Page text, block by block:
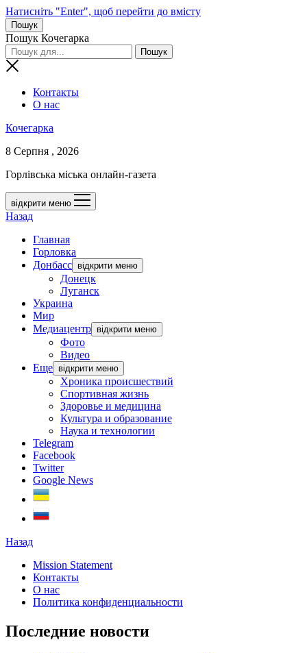
Натисніть "Enter", щоб перейти до вмісту
Пошук
Пошук Кочегарка
Контакты
О нас
Кочегарка
8 Серпня , 2026
Горлівська міська онлайн-газета
відкрити меню
Назад
Главная
Горловка
Донбасс відкрити меню
Донецк
Луганск
Украина
Мир
Медиацентр відкрити меню
Фото
Видео
Еще відкрити меню
Хроника происшествий
Спортивная жизнь
Здоровье и медицина
Культура и образование
Наука и технологии
Telegram
Facebook
Twitter
Google News
Назад
Mission Statement
Контакты
О нас
Политика конфиденциальности
Последние новости